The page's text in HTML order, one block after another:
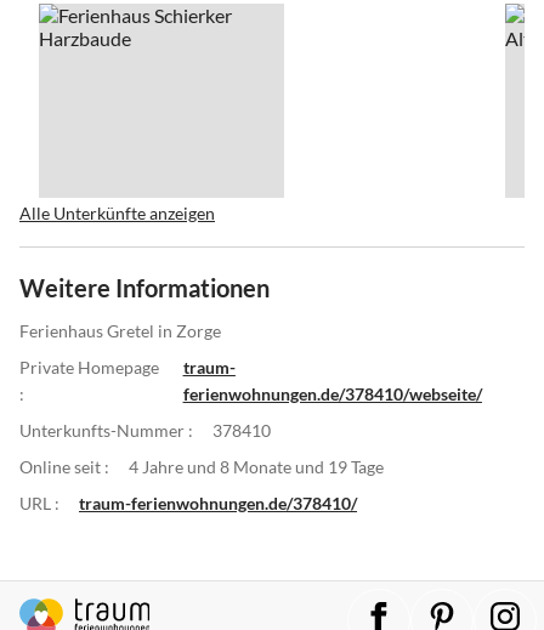
Alle Unterkünfte anzeigen
Weitere Informationen
Ferienhaus Gretel in Zorge
Private Homepage
:
traum-
ferienwohnungen.de/378410/webseite/
Unterkunfts-Nummer :
378410
Online seit :
4 Jahre und 8 Monate und 19 Tage
URL :
traum-ferienwohnungen.de/378410/